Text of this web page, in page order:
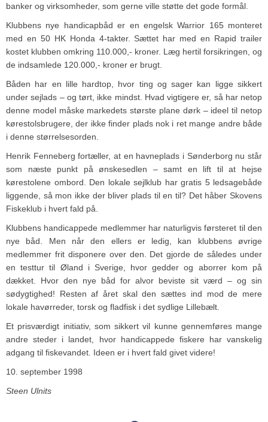
banker og virksomheder, som gerne ville støtte det gode formål.
Klubbens nye handicapbåd er en engelsk Warrior 165 monteret
med en 50 HK Honda 4-takter. Sættet har med en Rapid trailer
kostet klubben omkring 110.000,- kroner. Læg hertil forsikringen, og
de indsamlede 120.000,- kroner er brugt.
Båden har en lille hardtop, hvor ting og sager kan ligge sikkert
under sejlads – og tørt, ikke mindst. Hvad vigtigere er, så har netop
denne model måske markedets største plane dørk – ideel til netop
kørestolsbrugere, der ikke finder plads nok i ret mange andre både
i denne størrelsesorden.
Henrik Fenneberg fortæller, at en havneplads i Sønderborg nu står
som næste punkt på ønskesedlen – samt en lift til at hejse
kørestolene ombord. Den lokale sejlklub har gratis 5 ledsagebåde
liggende, så mon ikke der bliver plads til en til? Det håber Skovens
Fiskeklub i hvert fald på.
Klubbens handicappede medlemmer har naturligvis førsteret til den
nye båd. Men når den ellers er ledig, kan klubbens øvrige
medlemmer frit disponere over den. Det gjorde de således under
en testtur til Øland i Sverige, hvor gedder og aborrer kom på
dækket. Hvor den nye båd for alvor beviste sit værd – og sin
sødygtighed! Resten af året skal den sættes ind mod de mere
lokale havørreder, torsk og fladfisk i det sydlige Lillebælt.
Et prisværdigt initiativ, som sikkert vil kunne gennemføres mange
andre steder i landet, hvor handicappede fiskere har vanskelig
adgang til fiskevandet. Ideen er i hvert fald givet videre!
10. september 1998
Steen Ulnits